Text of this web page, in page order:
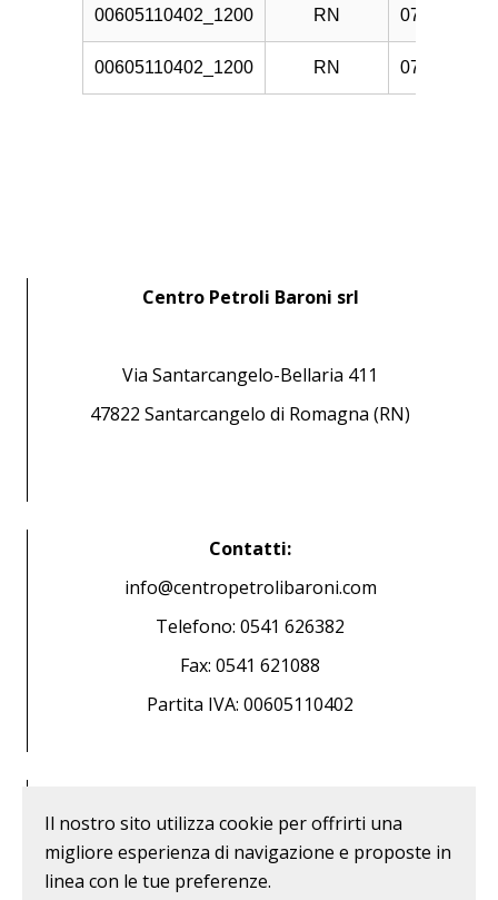
00605110402_1200 RN 07/08/2026
00605110402_1200 RN 07/08/2026
Centro Petroli Baroni srl
Via Santarcangelo-Bellaria 411
47822 Santarcangelo di Romagna (RN)
Contatti:
info@centropetrolibaroni.com
Telefono: 0541 626382
Fax: 0541 621088
Partita IVA: 00605110402
La nostra storia
Le stazioni di Servizio
I nostri prodotti
Il nostro sito utilizza cookie per offrirti una
migliore esperienza di navigazione e proposte in
linea con le tue preferenze.